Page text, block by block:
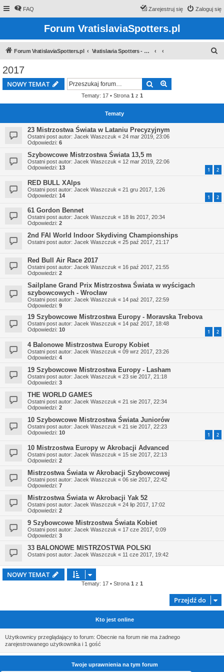
FAQ Zaloguj się
Zarejestruj się
Forum VratislaviaSpotters.pl
Forum VratislaviaSpotters.pl Vratislavia Spotters - Wroclawska grupa spotterska
2017
NOWY TEMAT Szukaj
Tematy: 17 • Strona 1 z 1
Tematy
23 Mistrzostwa Świata w Lataniu Precyzyjnym
Ostatni post autor: Jacek Waszczuk « 24 mar 2019, 23:06
Odpowiedzi: 6
Szybowcowe Mistrzostwa Świata 13,5 m
Ostatni post autor: Jacek Waszczuk « 12 mar 2019, 22:06
Odpowiedzi: 13 1 2
RED BULL XAlps
Ostatni post autor: Jacek Waszczuk « 21 gru 2017, 1:26
Odpowiedzi: 14 1 2
61 Gordon Bennet
Ostatni post autor: Jacek Waszczuk « 18 lis 2017, 20:34
Odpowiedzi: 2
2nd FAI World Indoor Skydiving Championships
Ostatni post autor: Jacek Waszczuk « 25 paź 2017, 21:17
Red Bull Air Race 2017
Ostatni post autor: Jacek Waszczuk « 16 paź 2017, 21:55
Odpowiedzi: 2
Sailplane Grand Prix Mistrzostwa Świata w wyścigach
szybowcowych - Wrocław
Ostatni post autor: Jacek Waszczuk « 14 paź 2017, 22:59
Odpowiedzi: 9
19 Szybowcowe Mistrzostwa Europy - Moravska Trebova
Ostatni post autor: Jacek Waszczuk « 14 paź 2017, 18:48
Odpowiedzi: 10 1 2
4 Balonowe Mistrzostwa Europy Kobiet
Ostatni post autor: Jacek Waszczuk « 09 wrz 2017, 23:26
Odpowiedzi: 4
19 Szybowcowe Mistrzostwa Europy - Lasham
Ostatni post autor: Jacek Waszczuk « 23 sie 2017, 21:18
Odpowiedzi: 3
THE WORLD GAMES
Ostatni post autor: Jacek Waszczuk « 21 sie 2017, 22:34
Odpowiedzi: 2
10 Szybowcowe Mistrzostwa Świata Juniorów
Ostatni post autor: Jacek Waszczuk « 21 sie 2017, 22:23
Odpowiedzi: 10 1 2
10 Mistrzostwa Europy w Akrobacji Advanced
Ostatni post autor: Jacek Waszczuk « 15 sie 2017, 22:13
Odpowiedzi: 2
Mistrzostwa Świata w Akrobacji Szybowcowej
Ostatni post autor: Jacek Waszczuk « 06 sie 2017, 22:42
Odpowiedzi: 7
Mistrzostwa Świata w Akrobacji Yak 52
Ostatni post autor: Jacek Waszczuk « 24 lip 2017, 17:02
Odpowiedzi: 2
9 Szybowcowe Mistrzostwa Świata Kobiet
Ostatni post autor: Jacek Waszczuk « 17 cze 2017, 0:09
Odpowiedzi: 3
33 BALONOWE MISTRZOSTWA POLSKI
Ostatni post autor: Jacek Waszczuk « 11 cze 2017, 19:42
NOWY TEMAT
Tematy: 17 • Strona 1 z 1
Przejdź do
Kto jest online
Użytkownicy przeglądający to forum: Obecnie na forum nie ma żadnego
zarejestrowanego użytkownika i 1 gość
Twoje uprawnienia na tym forum